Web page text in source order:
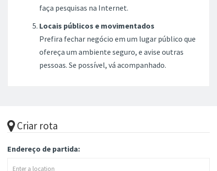
faça pesquisas na Internet.
Locais públicos e movimentados
Prefira fechar negócio em um lugar público que
ofereça um ambiente seguro, e avise outras
pessoas. Se possível, vá acompanhado.
Criar rota
Endereço de partida: